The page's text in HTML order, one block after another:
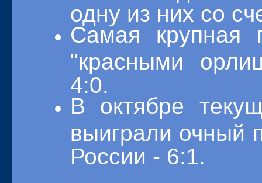
одну из них со
Самая крупная
"красными
4:0.
В октябре
выиграли очный
России - 6:1.